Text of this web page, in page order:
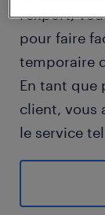
l'export,
pour faire
temporaire
En tant que
client, vous
le service
Dans ce
principales